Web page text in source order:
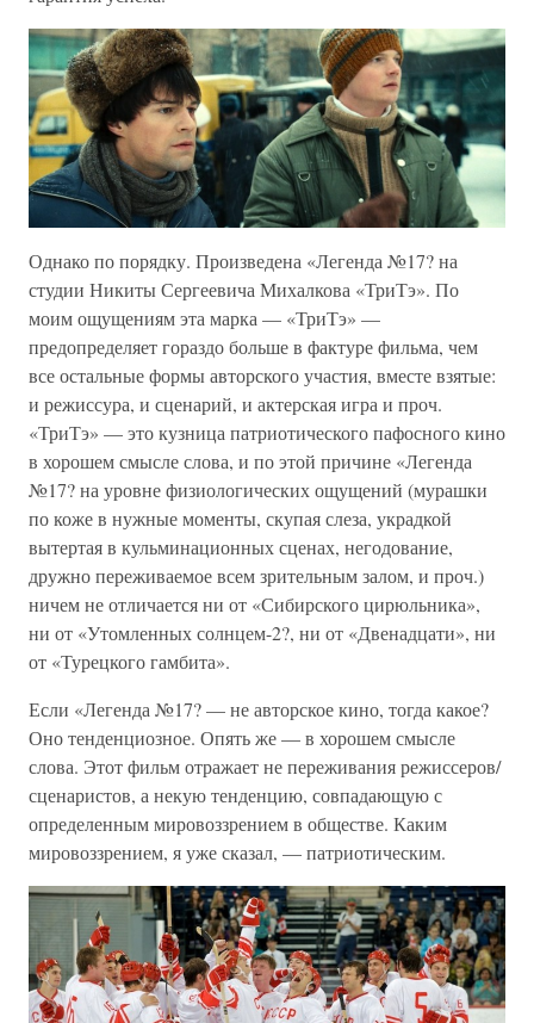
Однако по порядку. Произведена «Легенда №17? на
студии Никиты Сергеевича Михалкова «ТриТэ». По
моим ощущениям эта марка — «ТриТэ» —
предопределяет гораздо больше в фактуре фильма, чем
все остальные формы авторского участия, вместе взятые:
и режиссура, и сценарий, и актерская игра и проч.
«ТриТэ» — это кузница патриотического пафосного кино
в хорошем смысле слова, и по этой причине «Легенда
№17? на уровне физиологических ощущений (мурашки
по коже в нужные моменты, скупая слеза, украдкой
вытертая в кульминационных сценах, негодование,
дружно переживаемое всем зрительным залом, и проч.)
ничем не отличается ни от «Сибирского цирюльника»,
ни от «Утомленных солнцем-2?, ни от «Двенадцати», ни
от «Турецкого гамбита».
Если «Легенда №17? — не авторское кино, тогда какое?
Оно тенденциозное. Опять же — в хорошем смысле
слова. Этот фильм отражает не переживания режиссеров/
сценаристов, а некую тенденцию, совпадающую с
определенным мировоззрением в обществе. Каким
мировоззрением, я уже сказал, — патриотическим.